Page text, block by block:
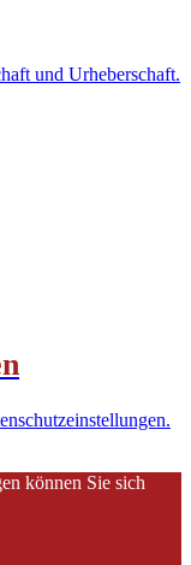
und Urheberschaft.
können Sie sich